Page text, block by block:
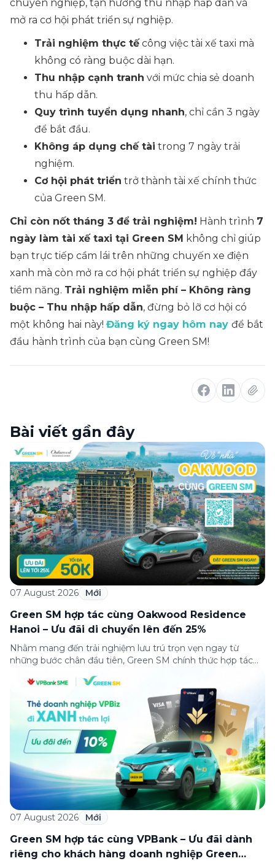
chuyên nghiệp, tận hưởng thu nhập hấp dẫn và
mở ra cơ hội phát triển sự nghiệp.
Trải nghiệm thực tế công việc tài xế taxi mà
không có ràng buộc dài hạn.
Thu nhập cạnh tranh với mức chia sẻ doanh
thu hấp dẫn.
Quy trình tuyển dụng nhanh, chỉ cần 3 ngày
để bắt đầu.
Không áp dụng chế tài trong 7 ngày trải
nghiệm.
Cơ hội phát triển trở thành tài xế chính thức
của Green SM.
Chỉ còn nốt tháng 3 để trải nghiệm! Hành trình 7
ngày làm tài xế taxi tại Green SM không chỉ giúp
bạn trực tiếp cầm lái trên những chuyến xe điện
xanh mà còn mở ra cơ hội phát triển sự nghiệp đầy
tiềm năng. Trải nghiệm miễn phí – Không ràng
buộc – Thu nhập hấp dẫn, đừng bỏ lỡ cơ hội có
một không hai này! Đăng ký ngay hôm nay để bắt
đầu hành trình của bạn cùng Green SM!
Bài viết gần đây
07 August 2026 Mới
Green SM hợp tác cùng Oakwood Residence
Hanoi – Ưu đãi di chuyển lên đến 25%
Nhằm mang đến trải nghiệm lưu trú trọn vẹn ngay từ
những bước chân đầu tiên, Green SM chính thức hợp tác
đãi di chuyển dành riêng cho khách hàng có điểm đi hoặc
điểm đến tại khu căn hộ dịch vụ này. Tọa lạc trong […]
07 August 2026 Mới
Green SM hợp tác cùng VPBank – Ưu đãi dành
riêng cho khách hàng doanh nghiệp Green